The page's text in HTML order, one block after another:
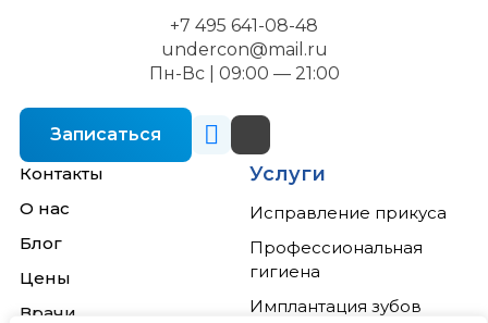
+7 495 641-08-48
undercon@mail.ru
Пн-Вс | 09:00 — 21:00
Контакты
О нас
Блог
Цены
Врачи
Услуги
Исправление прикуса
Профессиональная
гигиена
Имплантация зубов
Записаться